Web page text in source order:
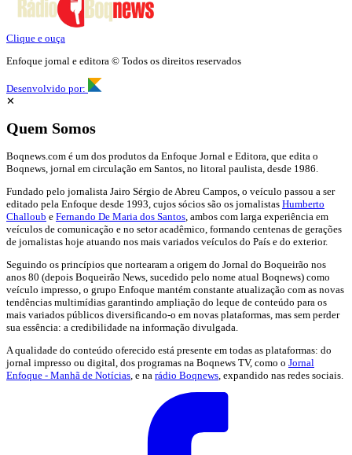
Clique e ouça
Enfoque jornal e editora © Todos os direitos reservados
Desenvolvido por:
✕
Quem Somos
Boqnews.com é um dos produtos da Enfoque Jornal e Editora, que edita o
Boqnews, jornal em circulação em Santos, no litoral paulista, desde 1986.
Fundado pelo jornalista Jairo Sérgio de Abreu Campos, o veículo passou a ser
editado pela Enfoque desde 1993, cujos sócios são os jornalistas Humberto
Challoub e Fernando De Maria dos Santos, ambos com larga experiência em
veículos de comunicação e no setor acadêmico, formando centenas de gerações
de jornalistas hoje atuando nos mais variados veículos do País e do exterior.
Seguindo os princípios que nortearam a origem do Jornal do Boqueirão nos
anos 80 (depois Boqueirão News, sucedido pelo nome atual Boqnews) como
veículo impresso, o grupo Enfoque mantém constante atualização com as novas
tendências multimídias garantindo ampliação do leque de conteúdo para os
mais variados públicos diversificando-o em novas plataformas, mas sem perder
sua essência: a credibilidade na informação divulgada.
A qualidade do conteúdo oferecido está presente em todas as plataformas: do
jornal impresso ou digital, dos programas na Boqnews TV, como o Jornal
Enfoque - Manhã de Notícias, e na rádio Boqnews, expandido nas redes sociais.